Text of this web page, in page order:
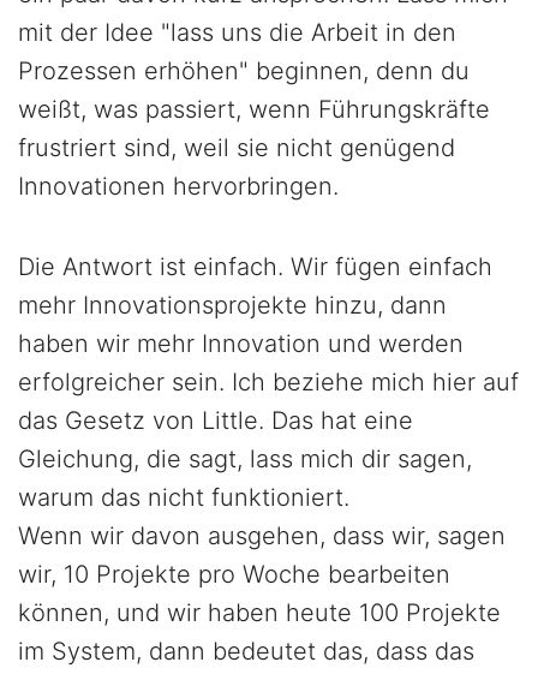
mit der Idee "lass uns die Arbeit in den
Prozessen erhöhen" beginnen, denn du
weißt, was passiert, wenn Führungskräfte
frustriert sind, weil sie nicht genügend
Innovationen hervorbringen.
Die Antwort ist einfach. Wir fügen einfach
mehr Innovationsprojekte hinzu, dann
haben wir mehr Innovation und werden
erfolgreicher sein. Ich beziehe mich hier auf
das Gesetz von Little. Das hat eine
Gleichung, die sagt, lass mich dir sagen,
warum das nicht funktioniert.
Wenn wir davon ausgehen, dass wir, sagen
wir, 10 Projekte pro Woche bearbeiten
können, und wir haben heute 100 Projekte
im System, dann bedeutet das, dass das